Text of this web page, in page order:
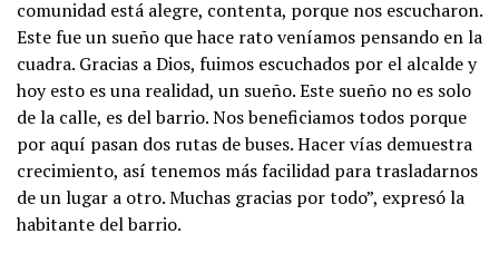
comunidad está alegre, contenta, porque nos escucharon.
Este fue un sueño que hace rato veníamos pensando en la
cuadra. Gracias a Dios, fuimos escuchados por el alcalde y
hoy esto es una realidad, un sueño. Este sueño no es solo
de la calle, es del barrio. Nos beneficiamos todos porque
por aquí pasan dos rutas de buses. Hacer vías demuestra
crecimiento, así tenemos más facilidad para trasladarnos
de un lugar a otro. Muchas gracias por todo”, expresó la
habitante del barrio.